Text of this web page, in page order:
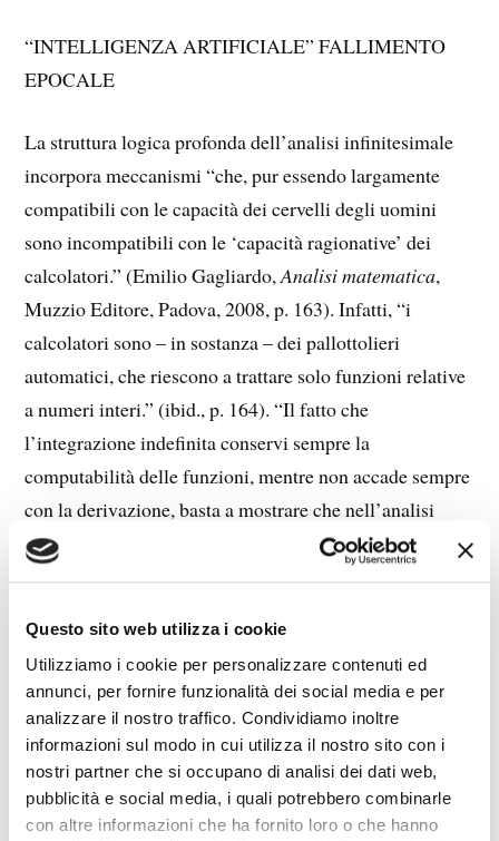
Questo sito web utilizza i cookie
Utilizziamo i cookie per personalizzare contenuti ed
annunci, per fornire funzionalità dei social media e per
analizzare il nostro traffico. Condividiamo inoltre
informazioni sul modo in cui utilizza il nostro sito con i
nostri partner che si occupano di analisi dei dati web,
pubblicità e social media, i quali potrebbero combinarle
con altre informazioni che ha fornito loro o che hanno
“INTELLIGENZA ARTIFICIALE” FALLIMENTO
EPOCALE
La struttura logica profonda dell’analisi infinitesimale
incorpora meccanismi “che, pur essendo largamente
compatibili con le capacità dei cervelli degli uomini
sono incompatibili con le ‘capacità ragionative’ dei
calcolatori.” (Emilio Gagliardo,Analisi matematica,
Muzzio Editore, Padova, 2008, p. 163). Infatti, “i
calcolatori sono – in sostanza – dei pallottolieri
automatici, che riescono a trattare solo funzioni relative
a numeri interi.” (ibid., p. 164). “Il fatto che
l’integrazione indefinita conservi sempre la
computabilità delle funzioni, mentre non accade sempre
con la derivazione, basta a mostrare che nell’analisi
‘vista’ al calcolatore l’integrazione indefinita e la
derivazione non sono operazioni opposte.” (p. 172). Ciò
infinitesimale.
Questa è la conclusione che si trae dal testo di analisi
matematica del Gagliardo, che ha dedicato la vita allo
studio e allo sviluppo dell’intelligenza artificiale, da lui
chiamata “Abiosophos” (Pensiero in assenza di vita), e